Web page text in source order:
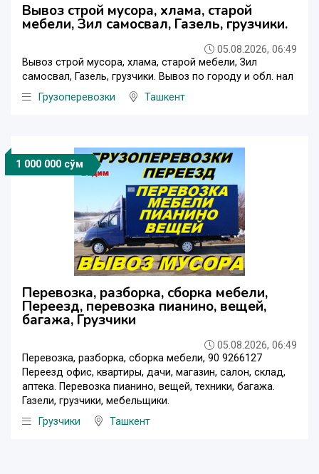
Вывоз строй мусора, хлама, старой
мебели, Зил самосвал, Газель, грузчики.
05.08.2026, 06:49
Вывоз строй мусора, хлама, старой мебели, Зил
самосвал, Газель, грузчики. Вывоз по городу и обл. нал
Грузоперевозки
Ташкент
1 000 000 сўм
Перевозка, разборка, сборка мебели,
Переезд, перевозка пианино, вещей,
багажа, Грузчики
05.08.2026, 06:49
Перевозка, разборка, сборка мебели, 90 9266127
Переезд офис, квартиры, дачи, магазин, салон, склад,
аптека. Перевозка пианино, вещей, техники, багажа.
Газели, грузчики, мебельщики.
Грузчики
Ташкент